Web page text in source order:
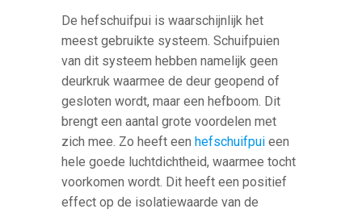
De hefschuifpui is waarschijnlijk het
meest gebruikte systeem. Schuifpuien
van dit systeem hebben namelijk geen
deurkruk waarmee de deur geopend of
gesloten wordt, maar een hefboom. Dit
brengt een aantal grote voordelen met
zich mee. Zo heeft een hefschuifpui een
hele goede luchtdichtheid, waarmee tocht
voorkomen wordt. Dit heeft een positief
effect op de isolatiewaarde van de